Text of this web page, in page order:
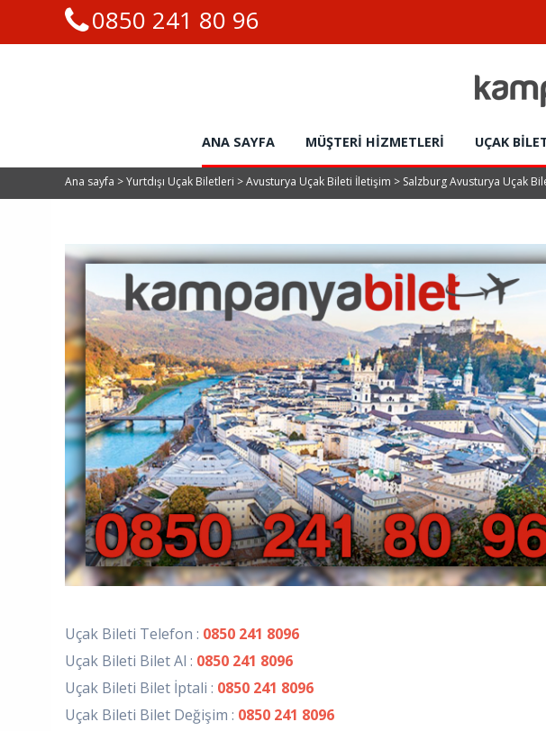
0850 241 80 96
ANA SAYFA MÜŞTERI HIZMETLERI UÇAK
Ana sayfa >Yurtdışı Uçak Biletleri >Avusturya Uçak Bileti İletişim > Salzburg Avusturya Uçak
Uçak Bileti Telefon : 0850 241 8096
Uçak Bileti Bilet Al : 0850 241 8096
Uçak Bileti Bilet İptali : 0850 241 8096
Uçak Bileti Bilet Değişim : 0850 241 8096